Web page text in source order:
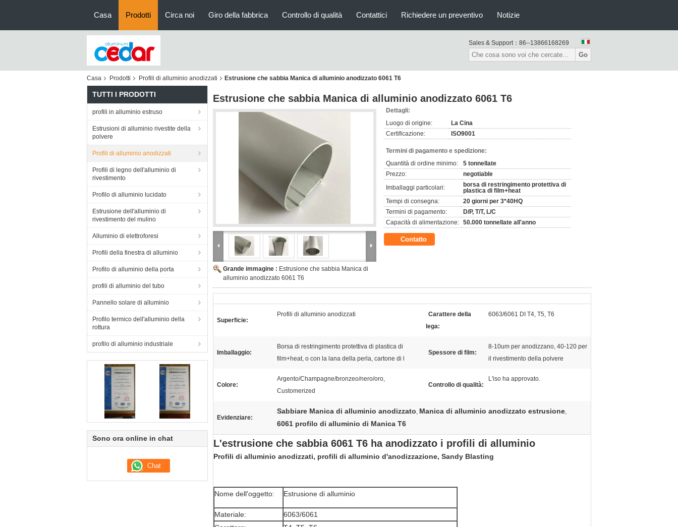
Casa Prodotti Circa noi Giro della fabbrica Controllo di qualità Contattici Richiedere un preventivo Notizie
Sales & Support： 86--13866168269
Go
Casa Prodotti Profili di alluminio anodizzati Estrusione che sabbia Manica di alluminio anodizzato 6061 T6
TUTTI I PRODOTTI
profili in alluminio estruso
Estrusioni di alluminio rivestite della
polvere
Profili di alluminio anodizzati
Profili di legno dell'alluminio di
rivestimento
Profilo di alluminio lucidato
Estrusione dell'alluminio di
rivestimento del mulino
Alluminio di elettroforesi
Profili della finestra di alluminio
Profilo di alluminio della porta
profili di alluminio del tubo
Pannello solare di alluminio
Profilo termico dell'alluminio della
rottura
profilo di alluminio industriale
Sono ora online in chat
Estrusione che sabbia Manica di alluminio anodizzato 6061 T6
Grande immagine : Estrusione che sabbia Manica di
alluminio anodizzato 6061 T6
Dettagli:
Luogo di origine:
La Cina
Certificazione:
ISO9001
Termini di pagamento e spedizione:
Quantità di ordine minimo:
5 tonnellate
Prezzo:
negotiable
Imballaggi particolari:
borsa di restringimento protettiva di
plastica di film+heat
Tempi di consegna:
20 giorni per 3*40HQ
Termini di pagamento:
D/P, T/T, L/C
Capacità di alimentazione: 50.000 tonnellate all'anno
Contatto
Superficie:
Profili di alluminio anodizzati
Carattere della
lega:
6063/6061 DI T4, T5, T6
Imballaggio:
Borsa di restringimento protettiva di plastica di
film+heat, o con la lana della perla, cartone di l
Spessore di film:
8-10um per anodizzano, 40-120 per
il rivestimento della polvere
Colore:
Argento/Champagne/bronzeo/nero/oro,
Customerized
Controllo di qualità:
L'iso ha approvato.
Evidenziare:
Sabbiare Manica di alluminio anodizzato, Manica di alluminio anodizzato estrusione,
6061 profilo di alluminio di Manica T6
L'estrusione che sabbia 6061 T6 ha anodizzato i profili di alluminio
Profili di alluminio anodizzati, profili di alluminio d'anodizzazione, Sandy Blasting
Nome dell'oggetto: Estrusione di alluminio
Materiale:
6063/6061